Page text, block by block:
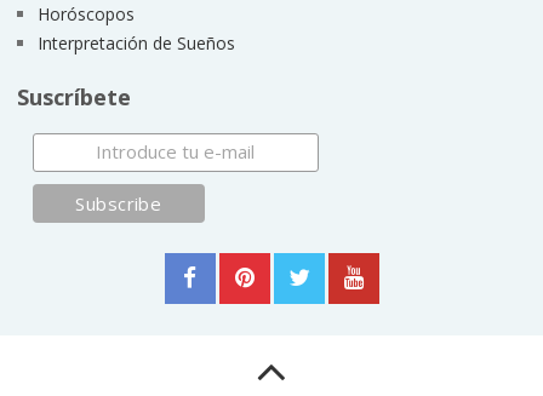
Horóscopos
Interpretación de Sueños
Suscríbete